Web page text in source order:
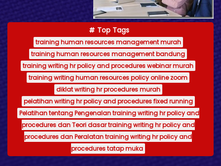
Top Tags
training human resources management murah
training human resources management bandung
training writing hr policy and procedures webinar murah
training writing human resources policy online zoom
diklat writing hr procedures murah
pelatihan writing hr policy and procedures fixed running
Pelatihan tentang Pengenalan training writing hr policy and
procedures dan Teori dasar training writing hr policy and
procedures dan Peralatan training writing hr policy and
procedures tatap muka